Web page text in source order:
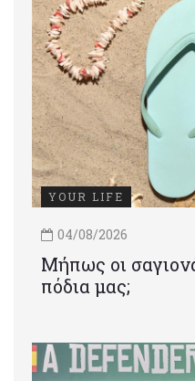
YOUR LIFE
04/08/2026
Μήπως οι
πόδια μας;